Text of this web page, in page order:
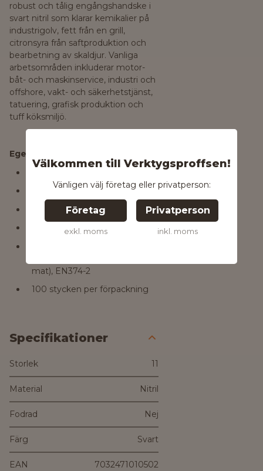
Välkommen till Verktygsproffsen!
Vänligen välj företag eller privatperson:
Företag
exkl. moms
Privatperson
inkl. moms
robust och tålig engångshandske i
svart nitril som klarar kemikalier på
industrigolv, fett från en grill,
citronsyra från saftproduktion och
bearbetning av skaldjur. Vanliga
arbetsområden inkluderar motor-
båt- och maskinservice, industri och
offshore, vakt- och säkerhetstjänst,
tatuering, grafisk produktion och
tuff köksmiljö.
Egenskaper
Robust och tålig
Material: NBR
Opudrad
mat), EN374-2
100 stycken per förpackning
Specifikationer
Storlek 11
Material Nitril
Fodrad Nej
Färg Svart
EAN 7032471010502